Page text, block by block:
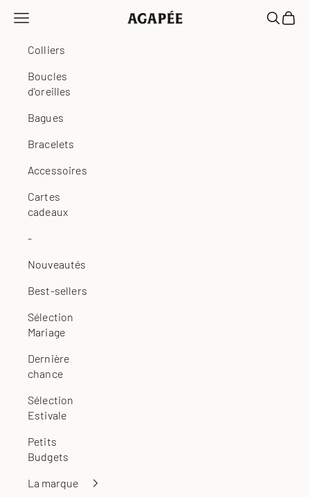
Agapée
Ouvrir la navigation Ouvrir
Voir
Colliers
Boucles
d'oreilles
Bagues
Bracelets
Accessoires
Cartes
cadeaux
-
Nouveautés
Best-sellers
Sélection
Mariage
Dernière
chance
Sélection
Estivale
Petits
Budgets
La marque